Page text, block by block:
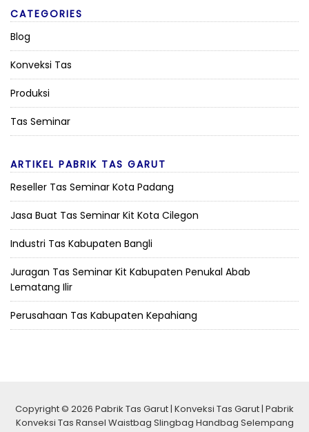
CATEGORIES
Blog
Konveksi Tas
Produksi
Tas Seminar
ARTIKEL PABRIK TAS GARUT
Reseller Tas Seminar Kota Padang
Jasa Buat Tas Seminar Kit Kota Cilegon
Industri Tas Kabupaten Bangli
Juragan Tas Seminar Kit Kabupaten Penukal Abab
Lematang Ilir
Perusahaan Tas Kabupaten Kepahiang
Copyright © 2026 Pabrik Tas Garut | Konveksi Tas Garut | Pabrik
Konveksi Tas Ransel Waistbag Slingbag Handbag Selempang